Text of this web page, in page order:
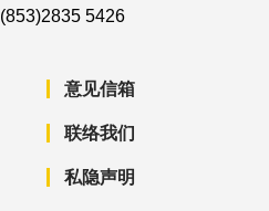
(853)2835 5426
意见信箱
联络我们
私隐声明